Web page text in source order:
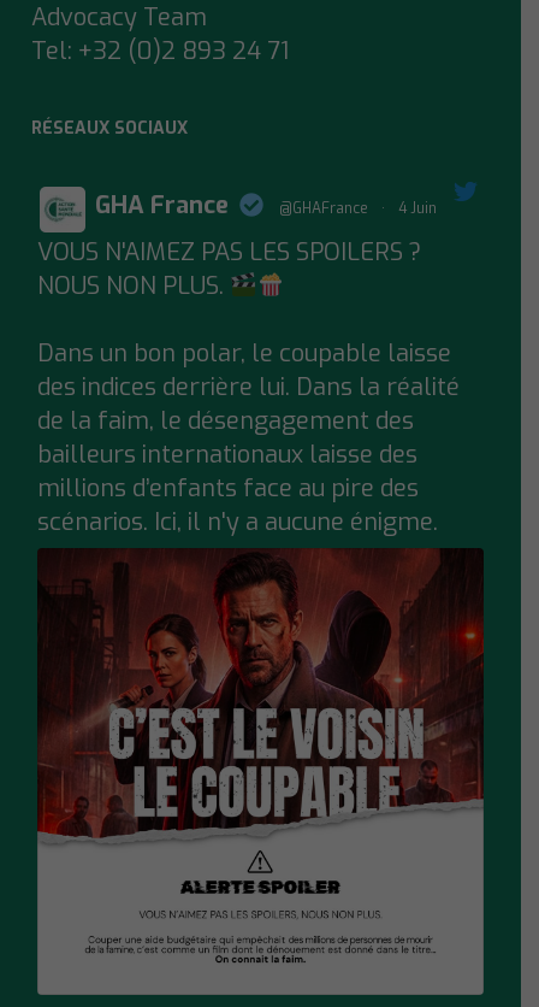
Advocacy Team
Tel: +32 (0)2 893 24 71
RÉSEAUX SOCIAUX
;
GHA France @GHAFrance · 4 Juin
VOUS N'AIMEZ PAS LES SPOILERS ?
NOUS NON PLUS.
Dans un bon polar, le coupable laisse
des indices derrière lui. Dans la réalité
de la faim, le désengagement des
bailleurs internationaux laisse des
millions d’enfants face au pire des
scénarios. Ici, il n'y a aucune énigme.